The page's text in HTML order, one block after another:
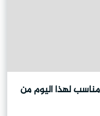
لهذا اليوم من